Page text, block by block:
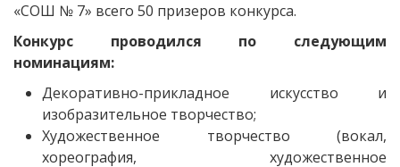
«СОШ № 7» всего 50 призеров конкурса.
Конкурс проводился по следующим
номинациям:
Декоративно-прикладное искусство и
изобразительное творчество;
Художественное творчество (вокал,
хореография, художественное